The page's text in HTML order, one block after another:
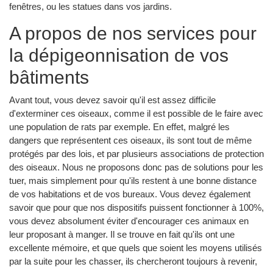
fenêtres, ou les statues dans vos jardins.
A propos de nos services pour
la dépigeonnisation de vos
bâtiments
Avant tout, vous devez savoir qu'il est assez difficile
d'exterminer ces oiseaux, comme il est possible de le faire avec
une population de rats par exemple. En effet, malgré les
dangers que représentent ces oiseaux, ils sont tout de même
protégés par des lois, et par plusieurs associations de protection
des oiseaux. Nous ne proposons donc pas de solutions pour les
tuer, mais simplement pour qu'ils restent à une bonne distance
de vos habitations et de vos bureaux. Vous devez également
savoir que pour que nos dispositifs puissent fonctionner à 100%,
vous devez absolument éviter d'encourager ces animaux en
leur proposant à manger. Il se trouve en fait qu'ils ont une
excellente mémoire, et que quels que soient les moyens utilisés
par la suite pour les chasser, ils chercheront toujours à revenir,